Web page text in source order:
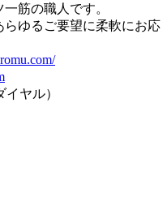
筋の職人です。
ゆるご要望に柔軟にお応
ヤル）